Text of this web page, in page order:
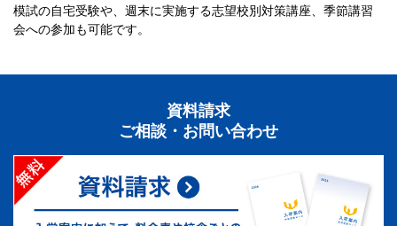
模試の自宅受験や、週末に実施する志望校別対策講座、季節講習
会への参加も可能です。
資料請求
ご相談・お問い合わせ